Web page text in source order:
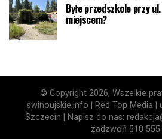
Byłe przedszkole przy
miejscem?
© Copyright 2026, Wszelkie
swinoujskie.info | Red Top Media |
Szczecin | Napisz do nas:
zadzwoń 510 555